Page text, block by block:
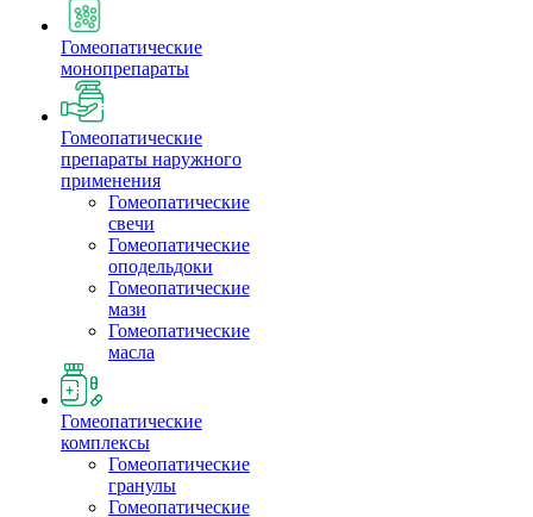
Гомеопатические
монопрепараты
Гомеопатические
препараты наружного
применения
Гомеопатические
свечи
Гомеопатические
оподельдоки
Гомеопатические
мази
Гомеопатические
масла
Гомеопатические
комплексы
Гомеопатические
гранулы
Гомеопатические